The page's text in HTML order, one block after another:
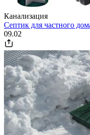
Канализация
Септик для частного
09.02